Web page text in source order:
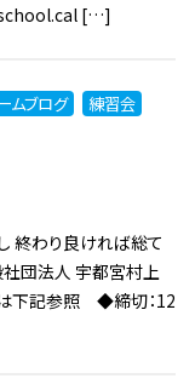
[…]
ムブログ 練習会
終わり良ければ総て
社団法人 宇都宮村上
下記参照 ◆締切：12